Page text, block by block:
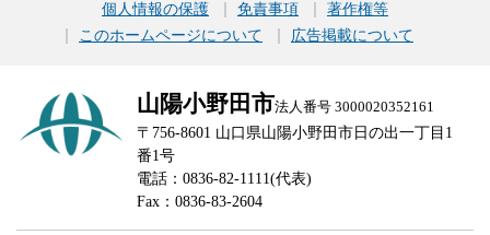
個人情報の保護 免責事項
著作権等
このホームページについて
広告掲載について
山陽小野田市法人番号 3000020352161
〒756-8601 山口県山陽小野田市日の出一丁目1
番1号
電話：0836-82-1111(代表)
Fax：0836-83-2604